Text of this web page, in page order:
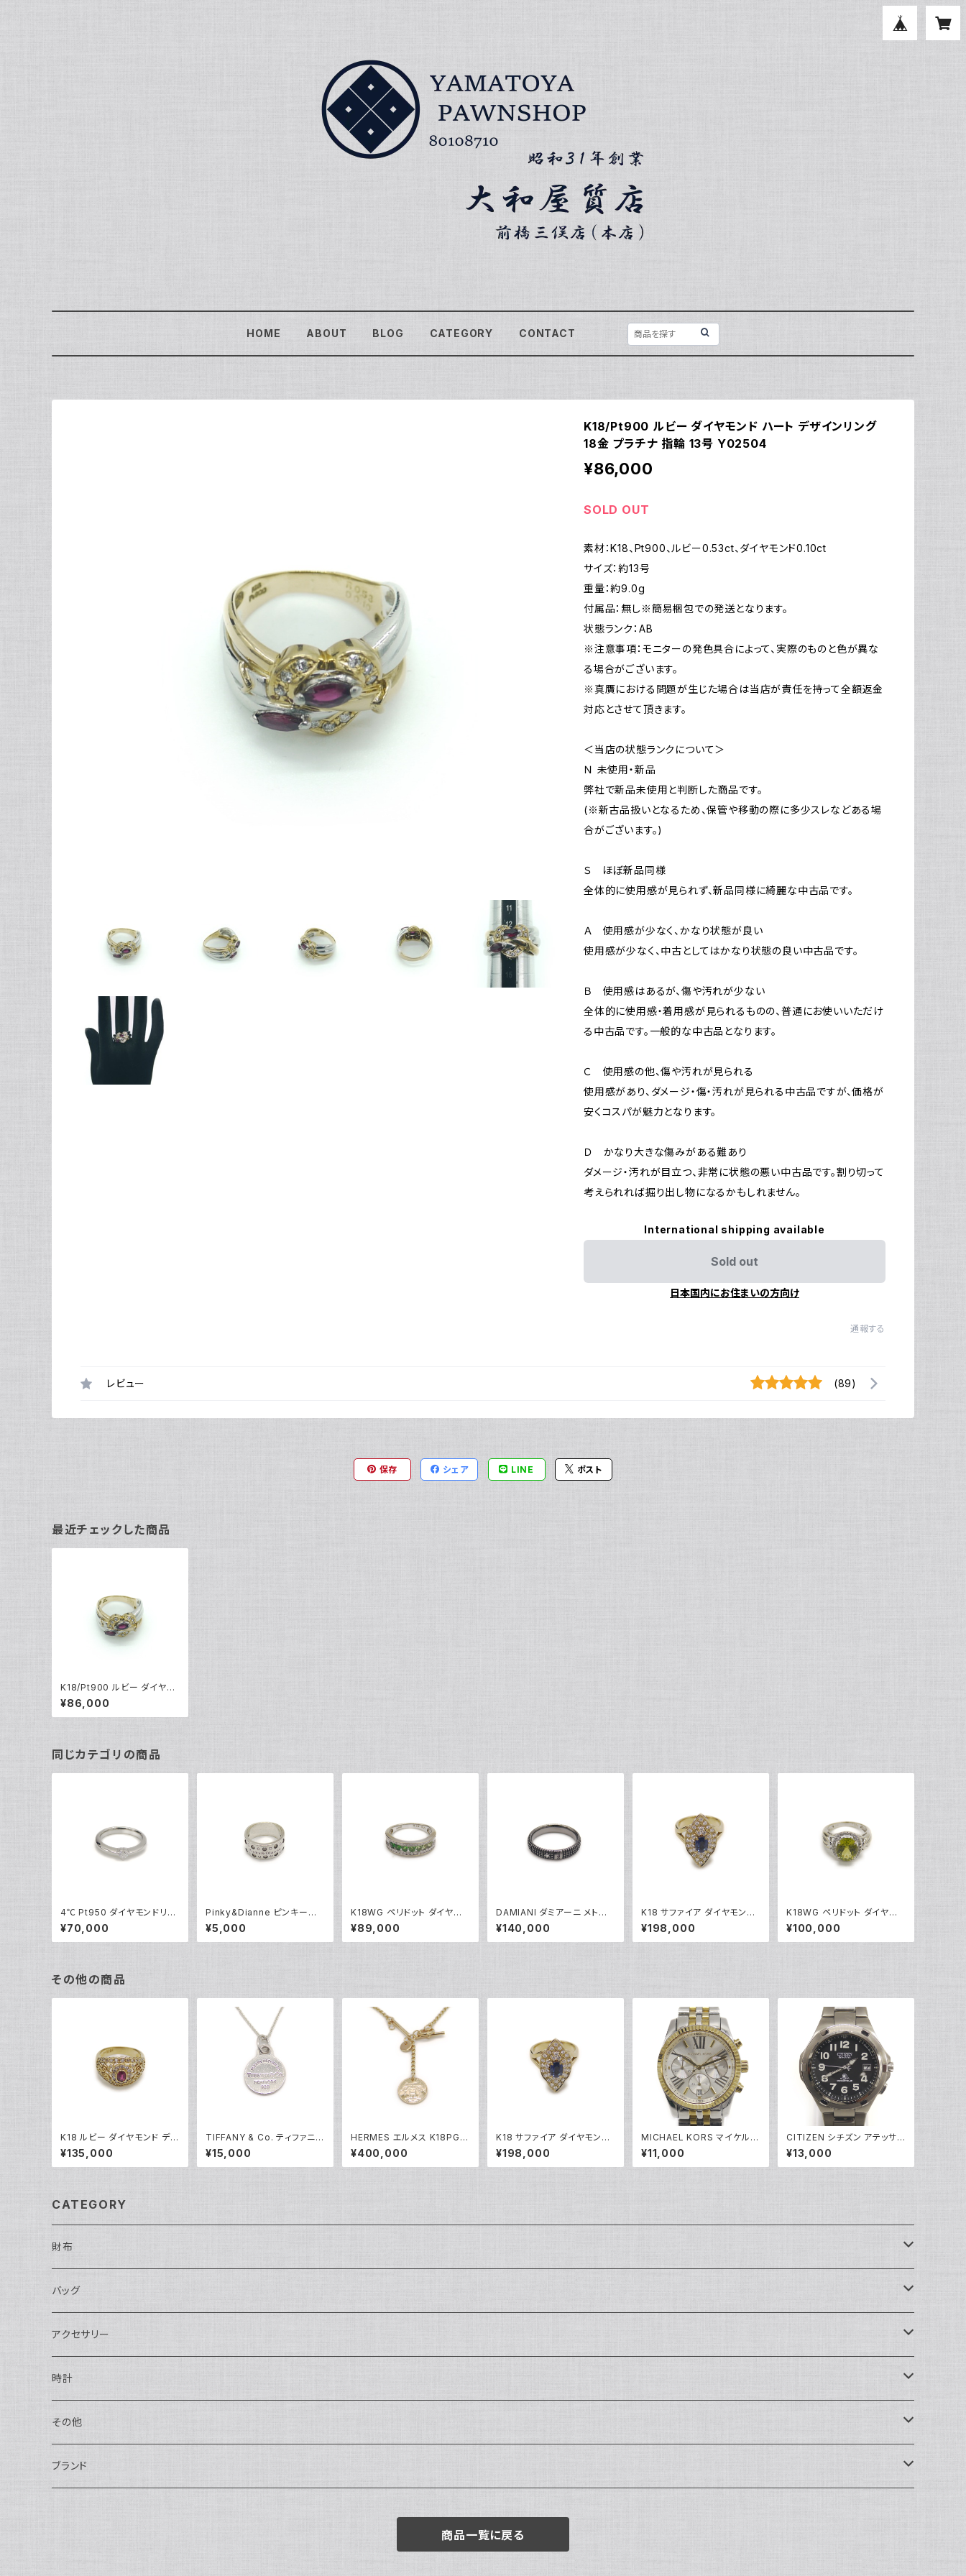
HOME ABOUT BLOG CATEGORY CONTACT
K18/Pt900 ルビー ダイヤモンド ハート デザインリング
18金 プラチナ 指輪 13号 Y02504
¥86,000
SOLD OUT
素材：K18、Pt900、ルビー0.53ct、ダイヤモンド0.10ct
サイズ：約13号
重量：約9.0g
付属品：無し※簡易梱包での発送となります。
状態ランク：AB
※注意事項：モニターの発色具合によって、実際のものと色が異な
る場合がございます。
※真贋における問題が生じた場合は当店が責任を持って全額返金
対応とさせて頂きます。
＜当店の状態ランクについて＞
Ｎ 未使用・新品
弊社で新品未使用と判断した商品です。
(※新古品扱いとなるため、保管や移動の際に多少スレなどある場
合がございます。)
Ｓ ほぼ新品同様
全体的に使用感が見られず、新品同様に綺麗な中古品です。
Ａ 使用感が少なく、かなり状態が良い
使用感が少なく、中古としてはかなり状態の良い中古品です。
Ｂ 使用感はあるが、傷や汚れが少ない
全体的に使用感・着用感が見られるものの、普通にお使いいただけ
る中古品です。一般的な中古品となります。
Ｃ 使用感の他、傷や汚れが見られる
使用感があり、ダメージ・傷・汚れが見られる中古品ですが、価格が
安くコスパが魅力となります。
Ｄ かなり大きな傷みがある難あり
ダメージ・汚れが目立つ、非常に状態の悪い中古品です。割り切って
考えられれば掘り出し物になるかもしれません。
International shipping available
Sold out
日本国内にお住まいの方向け
通報する
レビュー (89)
保存 シェア LINE ポスト
最近チェックした商品
K18/Pt900 ルビー ダイヤモ
ンド ハート デザインリング 1
8金 プラチナ 指輪 13号 Y02
504
¥86,000
同じカテゴリの商品
4℃ Pt950 ダイヤモンドリン
グ [True Love] プラチナ 指
輪 8号 Y05242
¥70,000
Pinky&Dianne ピンキーア
ンドダイアン シルバーリング
指輪 9号 Y04624
¥5,000
K18WG ペリドット ダイヤモ
ンド デザインリング 18金 ホ
ワイトゴールド 指輪 12号 Y0
5244
¥89,000
DAMIANI ダミアーニ メトロ
ポリタンドリーム 1Pダイヤモ
ンド リング K18WG 18金 指
輪 17号 Y05256
¥140,000
K18 サファイア ダイヤモンド
デザインリング 18金 指輪 12
号 Y05246
¥198,000
K18WG ペリドット ダイヤモ
ンド デザインリング 18金 ホ
ワイトゴールド 指輪 9号 Y04
916
¥100,000
その他の商品
K18 ルビー ダイヤモンド デザ
インリング 18金 指輪 10号 Y
05245
¥135,000
TIFFANY & Co. ティファニー
リターントゥ ラウンドタグ ネッ
クレス シルバー925 アズキチ
ェーン Y05235
¥15,000
HERMES エルメス K18PG
エクスリブリスPM 1Pダイヤ
モンド ネックレス 18金 ピン
クゴールド Y05123
¥400,000
K18 サファイア ダイヤモンド
デザインリング 18金 指輪 12
号 Y05246
¥198,000
MICHAEL KORS マイケルコ
ース クォーツ クロノグラフ 腕
時計 銀文字盤 MK5955 Y0
5269
¥11,000
CITIZEN シチズン アテッサ
エコドライブ ソーラー 電波時
計 H410-T003967 黒文字
盤 Y05270
¥13,000
CATEGORY
財布
長財布
二つ折り
バッグ
ショルダーバッグ・ボディバッグ
ハンドバッグ・ポーチ
トートバッグ
バックパック・リュックサック
アクセサリー
ネックレス
指輪
ピアス・イヤリング
時計
アナログ・機械式
アナログ・クォーツ
その他
ペン・万年筆
ブランド
商品一覧に戻る